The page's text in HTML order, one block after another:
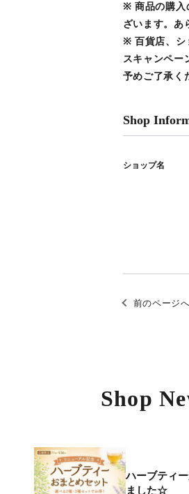
※ 商品の購入
ざいます。あ
※ 百貨店、シ
スキャンペー
予めご了承く
Shop
ショップ名
前のページへ
Shop
ハーブティ
ました☆